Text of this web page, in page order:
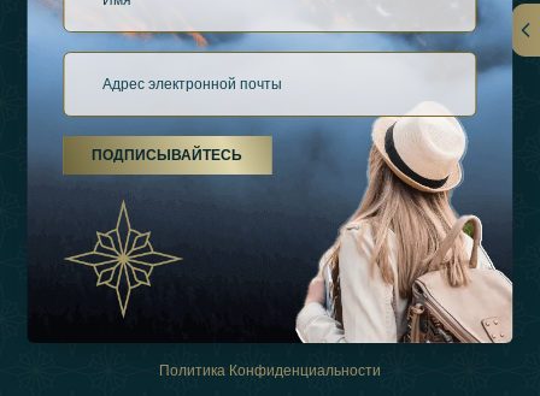
О Нас
Виды Отдыха
Связаться
Политика Конфиденциальности
ПОДПИСЫВАЙТЕСЬ